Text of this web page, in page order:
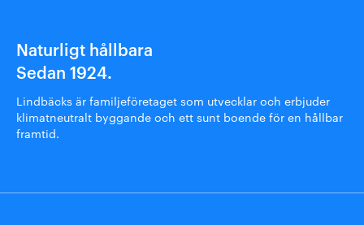
Naturligt hållbara
Sedan 1924.
Lindbäcks är familjeföretaget som utvecklar och erbjuder
klimatneutralt byggande och ett sunt boende för en hållbar
framtid.